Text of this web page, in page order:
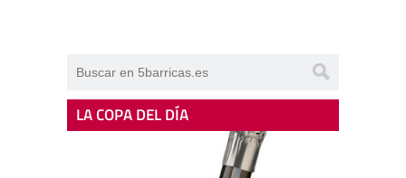
LA COPA DEL DÍA